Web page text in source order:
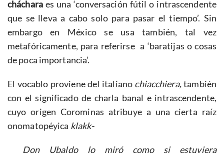
cháchara es una ‘conversación fútil o intrascendente
que se lleva a cabo solo para pasar el tiempo’. Sin
embargo en México se usa también, tal vez
metafóricamente, para referirse a ‘baratijas o cosas
de poca importancia’.
El vocablo proviene del italianochiacchiera,también
con el significado de charla banal e intrascendente,
cuyo origen Corominas atribuye a una cierta raíz
onomatopéyica klakk-
Don Ubaldo lo miró como si estuviera